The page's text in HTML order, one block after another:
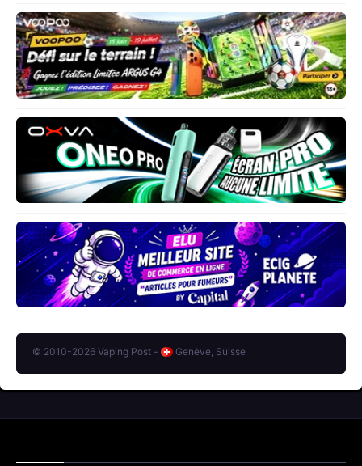
© 2010-2026 Vaping Post - Genève, Suisse